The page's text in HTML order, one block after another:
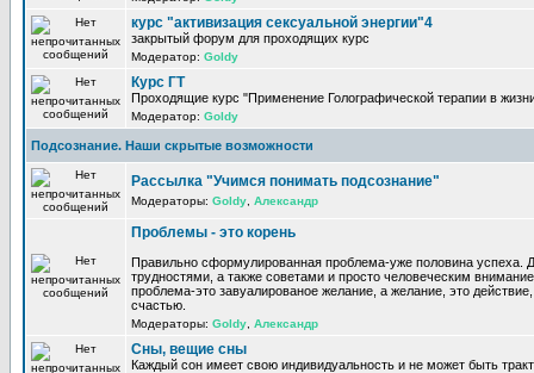
курс "активизация сексуальной энергии"4
закрытый форум для проходящих курс
Модератор: Goldy
Курс ГТ
Проходящие курс "Применение Голографической терапии в
Модератор: Goldy
Подсознание. Наши скрытые возможности
Рассылка "Учимся понимать подсознание"
Модераторы: Goldy Александр
Проблемы - это корень
Правильно сформулированная проблема-уже половина успеха.
трудностями, а также советами и просто человеческим
проблема-это завуалированое желание, а желание, это
счастью.
Модераторы: Goldy Александр
Сны, вещие сны
Каждый сон имеет свою индивидуальность и не может быть